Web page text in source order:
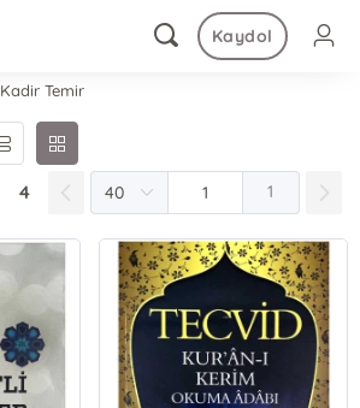
Kaydol
Kadir Temir
4 1